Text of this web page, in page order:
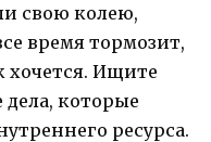
свою колею,
время тормозит,
хочется. Ищите
которые
ресурса.